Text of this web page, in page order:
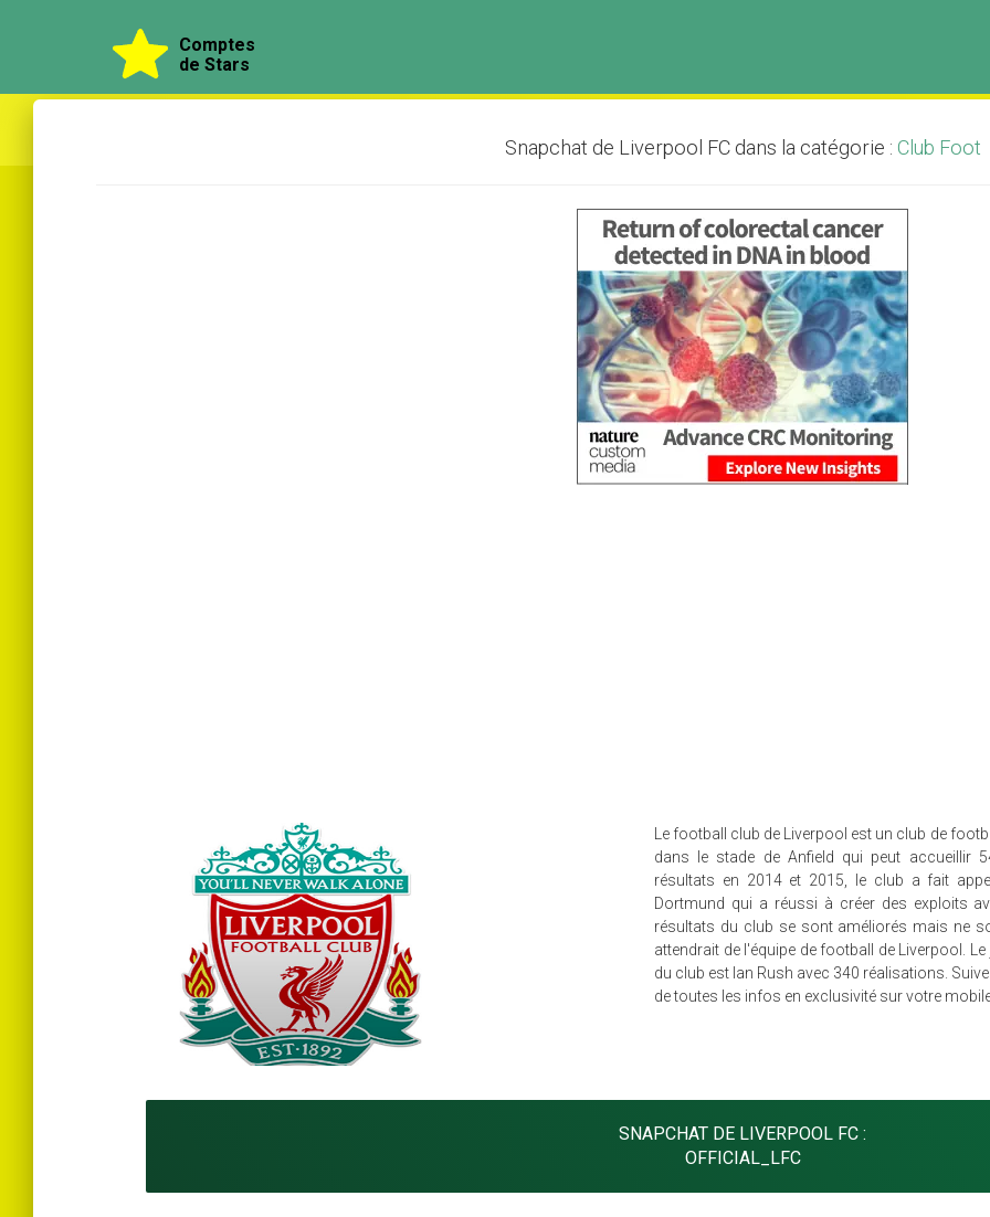
Comptes
de Stars
Snapchat de Liverpool FC dans la catégorie : Club Foot
Le football club de Liverpool est un club de
dans le stade de Anfield qui peut accueillir
résultats en 2014 et 2015, le club a fait
Dortmund qui a réussi à créer des exploits
résultats du club se sont améliorés mais ne
attendrait de l'équipe de football de Liverpool.
du club est Ian Rush avec 340 réalisations.
de toutes les infos en exclusivité sur votre
SNAPCHAT DE LIVERPOOL FC :
OFFICIAL_LFC